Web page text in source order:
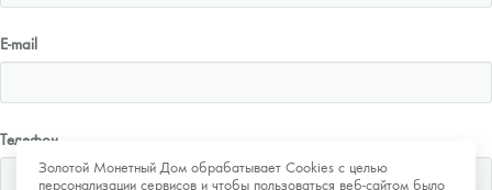
Золотой Монетный Дом обрабатывает Cookies с целью
персонализации сервисов и чтобы пользоваться веб-сайтом было
E-mail
Телефон